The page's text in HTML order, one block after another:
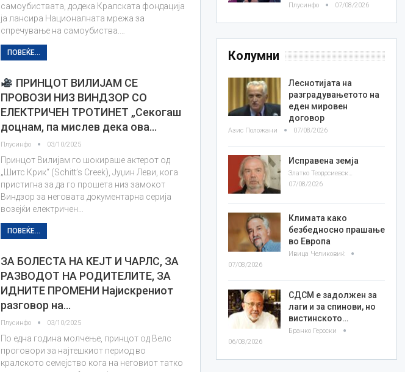
самоубиствата, додека Кралската фондација
ја лансира Националната мрежа за
спречување на самоубиства.…
ПОВЕЌЕ...
ПРИНЦОТ ВИЛИЈАМ СЕ
ПРОВОЗИ НИЗ ВИНДЗОР СО
ЕЛЕКТРИЧЕН ТРОТИНЕТ „Секогаш
доцнам, па мислев дека ова…
Плусинфо 03/10/2025
Принцот Вилијам го шокираше актерот од
„Шитс Крик“ (Schitt’s Creek), Јуџин Леви, кога
пристигна за да го прошета низ замокот
Виндзор за неговата документарна серија
возејќи електричен…
ПОВЕЌЕ...
ЗА БОЛЕСТА НА КЕЈТ И ЧАРЛС, ЗА
РАЗВОДОТ НА РОДИТЕЛИТЕ, ЗА
ИДНИТЕ ПРОМЕНИ Најискрениот
разговор на…
Плусинфо 03/10/2025
По една година молчење, принцот од Велс
проговори за најтешкиот период во
кралското семејство кога на неговиот татко
Плусинфо 07/08/2026
Колумни
Леснотијата на
разградувањетото на
еден мировен
договор
Азис Положани 07/08/2026
Исправена земја
Златко Теодосиевски
07/08/2026
Климата како
безбедносно прашање
во Европа
Ивица Челиковиќ
07/08/2026
СДСМ е задолжен за
лаги и за спинови, но
вистинското…
Бранко Героски
06/08/2026